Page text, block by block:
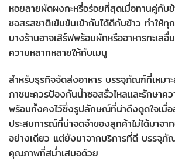
หอยลายผัดผงกะหรี่อร่อยที่สุดเมื่อทานคู่กับ
ซอสรสชาติเข้มข้นเข้ากันได้ดีกับข้าว ทำให้
บางร้านอาจเสิร์ฟพร้อมผักหรืออาหารทะเลอื่
ความหลากหลายให้กับเมนู
สำหรับธุรกิจจัดส่งอาหาร บรรจุภัณฑ์ที่เหม
ภาชนะควรป้องกันน้ำซอสรั่วไหลและรักษาค
พร้อมทั้งคงไว้ซึ่งรูปลักษณ์ที่น่าดึงดูดใจเมื่
ประสบการณ์ที่น่าจดจำของลูกค้าไม่ได้มาจา
อย่างเดียว แต่ยังมาจากบริการที่ดี บรรจุภั
คุณภาพที่สม่ำเสมอด้วย